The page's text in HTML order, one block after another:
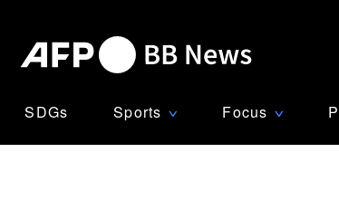
SDGs Sports ∨ Focus ∨